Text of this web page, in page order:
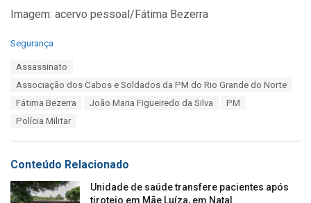
Imagem: acervo pessoal/Fátima Bezerra
C
:
Segurança
Assassinato
Associação dos Cabos e Soldados da PM do Rio Grande do Norte
Fátima Bezerra
João Maria Figueiredo da Silva
PM
Polícia Militar
Conteúdo Relacionado
Unidade de saúde transfere pacientes após
tiroteio em Mãe Luíza, em Natal